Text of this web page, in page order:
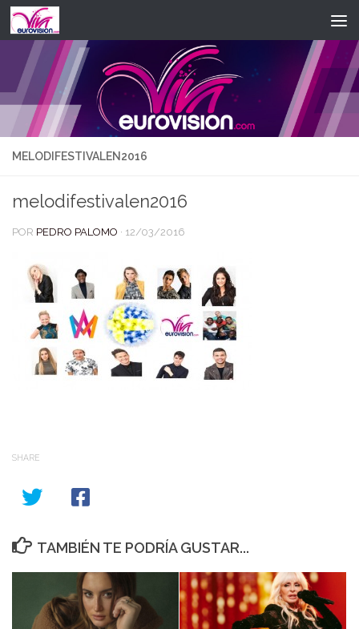
Saltar al contenido
MELODIFESTIVALEN2016
melodifestivalen2016
POR PEDRO PALOMO · 12/03/2016
SHARE
TAMBIÉN TE PODRÍA GUSTAR...